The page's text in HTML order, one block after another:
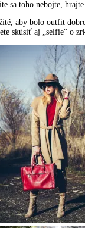
toho nebojte, hrajte
aby bolo outfit
skúsiť aj „selfie“ o